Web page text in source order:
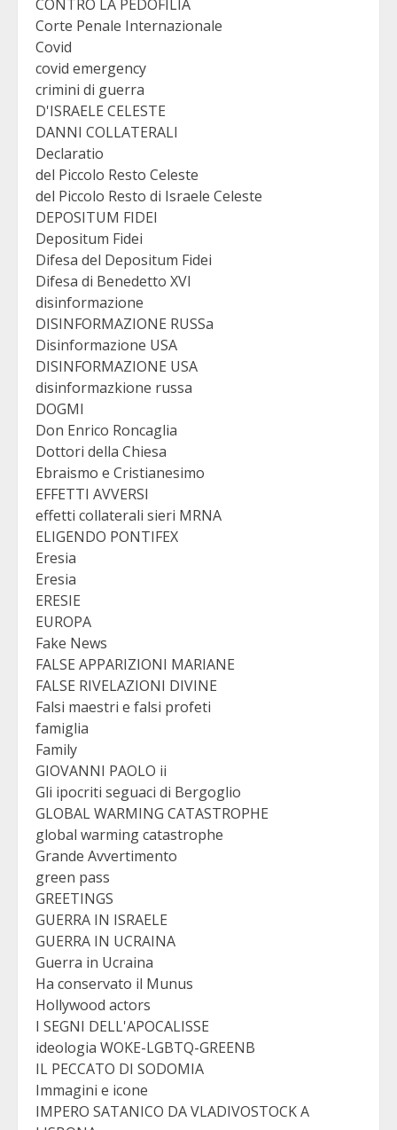
CONTRO LA PEDOFILIA
Corte Penale Internazionale
Covid
covid emergency
crimini di guerra
D'ISRAELE CELESTE
DANNI COLLATERALI
Declaratio
del Piccolo Resto Celeste
del Piccolo Resto di Israele Celeste
DEPOSITUM FIDEI
Depositum Fidei
Difesa del Depositum Fidei
Difesa di Benedetto XVI
disinformazione
DISINFORMAZIONE RUSSa
Disinformazione USA
DISINFORMAZIONE USA
disinformazkione russa
DOGMI
Don Enrico Roncaglia
Dottori della Chiesa
Ebraismo e Cristianesimo
EFFETTI AVVERSI
effetti collaterali sieri MRNA
ELIGENDO PONTIFEX
Eresia
Eresia
ERESIE
EUROPA
Fake News
FALSE APPARIZIONI MARIANE
FALSE RIVELAZIONI DIVINE
Falsi maestri e falsi profeti
famiglia
Family
GIOVANNI PAOLO ii
Gli ipocriti seguaci di Bergoglio
GLOBAL WARMING CATASTROPHE
global warming catastrophe
Grande Avvertimento
green pass
GREETINGS
GUERRA IN ISRAELE
GUERRA IN UCRAINA
Guerra in Ucraina
Ha conservato il Munus
Hollywood actors
I SEGNI DELL'APOCALISSE
ideologia WOKE-LGBTQ-GREENB
IL PECCATO DI SODOMIA
Immagini e icone
IMPERO SATANICO DA VLADIVOSTOCK A